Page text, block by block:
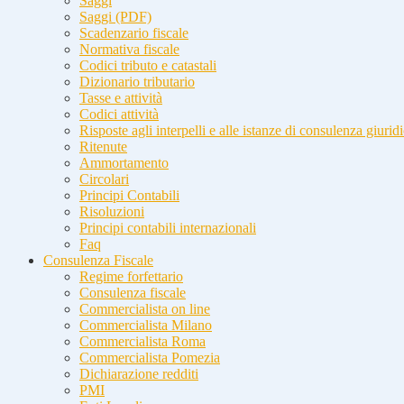
Saggi (PDF)
Scadenzario fiscale
Normativa fiscale
Codici tributo e catastali
Dizionario tributario
Tasse e attività
Codici attività
Risposte agli interpelli e alle istanze di consulenza
Ritenute
Ammortamento
Circolari
Principi Contabili
Risoluzioni
Principi contabili internazionali
Faq
Consulenza Fiscale
Regime forfettario
Consulenza fiscale
Commercialista on line
Commercialista Milano
Commercialista Roma
Commercialista Pomezia
Dichiarazione redditi
PMI